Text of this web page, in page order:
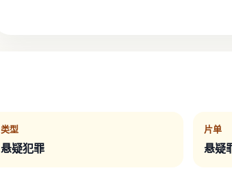
类型
悬疑犯罪
片单
悬疑